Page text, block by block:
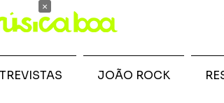
JOÃO ROCK
×